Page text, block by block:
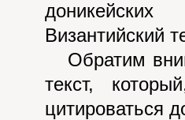
Византийский
Обратим
текст,
цитироваться